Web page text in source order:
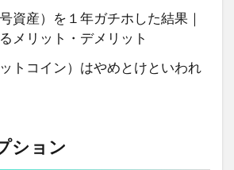
資産）を１年ガチホした結果｜
メリット・デメリット
トコイン）はやめとけといわれ
ション